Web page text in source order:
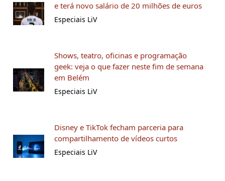
e terá novo salário de 20 milhões de euros
Especiais LiV
Shows, teatro, oficinas e programação
geek: veja o que fazer neste fim de semana
em Belém
Especiais LiV
Disney e TikTok fecham parceria para
compartilhamento de vídeos curtos
Especiais LiV